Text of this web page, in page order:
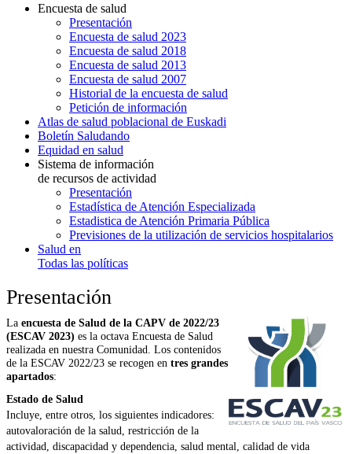
Encuesta de salud
Presentación
Encuesta de salud 2023
Encuesta de salud 2018
Encuesta de salud 2013
Encuesta de salud 2007
Historial de la encuesta de salud
Petición de información
Atlas de salud poblacional de Euskadi
Boletín Saludando
Equidad en salud
Sistema de información
de recursos de actividad
Presentación
Estadística de Atención Especializada
Estadistica de Atención Primaria Pública
Previsiones de la utilización de servicios hospitalarios
Salud en
Todas las políticas
Presentación
La encuesta de Salud de la CAPV de 2022/23
(ESCAV 2023) es la octava Encuesta de Salud
realizada en nuestra Comunidad. Los contenidos
de la ESCAV 2022/23 se recogen en tres grandes
apartados:
Estado de Salud
Incluye, entre otros, los siguientes indicadores:
autovaloración de la salud, restricción de la
actividad, discapacidad y dependencia, salud mental, calidad de vida